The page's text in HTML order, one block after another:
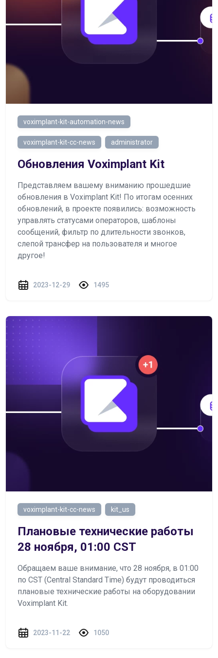
voximplant-kit-automation-news
voximplant-kit-cc-news administrator
Обновления Voximplant Kit
Представляем вашему вниманию прошедшие
обновления в Voximplant Kit! По итогам осенних
обновлений, в проекте появились: возможность
управлять статусами операторов, шаблоны
сообщений, фильтр по длительности звонков,
слепой трансфер на пользователя и многое
другое!
2023-12-29 1495
voximplant-kit-cc-news kit_us
Плановые технические работы
28 ноября, 01:00 CST
Обращаем ваше внимание, что 28 ноября, в 01:00
по CST (Central Standard Time) будут проводиться
плановые технические работы на оборудовании
Voximplant Kit.
2023-11-22 1050